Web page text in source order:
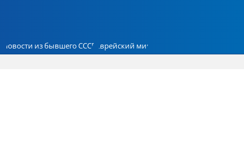
Новости из бывшего СССР Еврейский мир